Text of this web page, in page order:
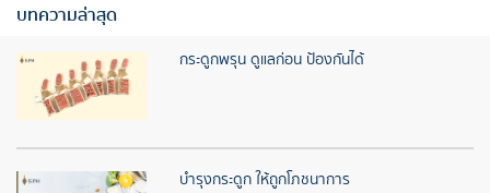
บทความล่าสุด
กระดูกพรุน ดูแลก่อน ป้องกันได้
บำรุงกระดูก ให้ถูกโภชนาการ